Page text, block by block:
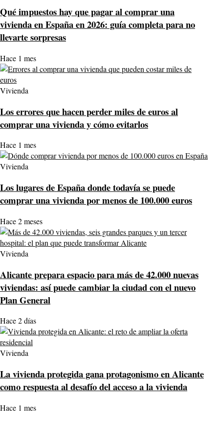
Qué impuestos hay que pagar al comprar una
vivienda en España en 2026: guía completa para no
llevarte sorpresas
Hace 1 mes
Vivienda
Los errores que hacen perder miles de euros al
comprar una vivienda y cómo evitarlos
Hace 1 mes
Vivienda
Los lugares de España donde todavía se puede
comprar una vivienda por menos de 100.000 euros
Hace 2 meses
Vivienda
Alicante prepara espacio para más de 42.000 nuevas
viviendas: así puede cambiar la ciudad con el nuevo
Plan General
Hace 2 días
Vivienda
La vivienda protegida gana protagonismo en Alicante
como respuesta al desafío del acceso a la vivienda
Hace 1 mes